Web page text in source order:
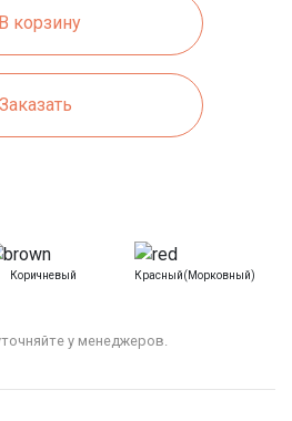
В корзину
Заказать
Коричневый Красный(морковный)
у менеджеров.